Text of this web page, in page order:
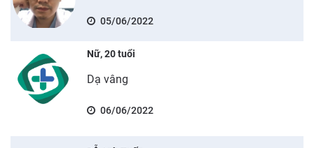
05/06/2022
Nữ, 20 tuổi
Dạ vâng
06/06/2022